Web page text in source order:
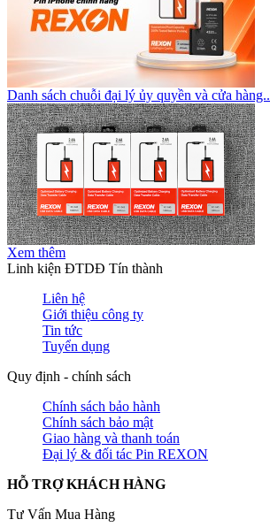
Danh sách chuỗi đại lý ủy quyền và cửa
Xem thêm
Linh kiện ĐTDĐ Tín thành
Liên hệ
Giới thiệu công ty
Tin tức
Tuyển dụng
Quy định - chính sách
Chính sách bảo hành
Chính sách bảo mật
Giao hàng và thanh toán
Đại lý & đối tác Pin REXON
HỖ TRỢ KHÁCH HÀNG
Tư Vấn Mua Hàng